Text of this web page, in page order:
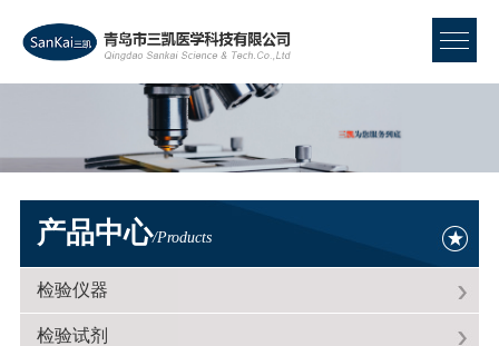
产品中心/Products
检验仪器
检验试剂